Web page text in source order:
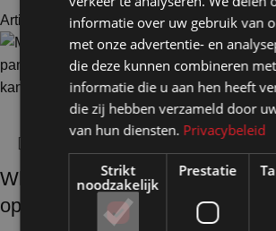
Artikelnummer: 18121€671,00 Excl. BTW
Whiteboardwand
op voeten
informatie over uw gebruik van
met onze advertentie- en
die deze kunnen combineren
informatie die u aan hen heeft
die zij hebben verzameld door
van hun diensten. Privacybeleid
Strikt
noodzakelijk
Prestatie